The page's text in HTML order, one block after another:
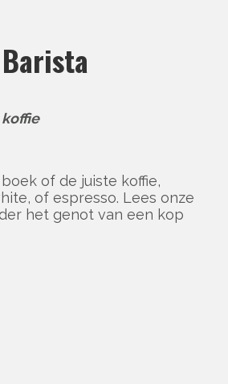
of de juiste koffie,
of espresso. Lees onze
het genot van een kop